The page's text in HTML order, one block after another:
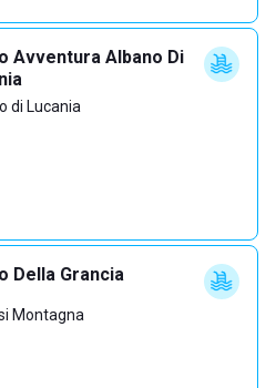
Avventura Albano Di
di Lucania
Della Grancia
Montagna